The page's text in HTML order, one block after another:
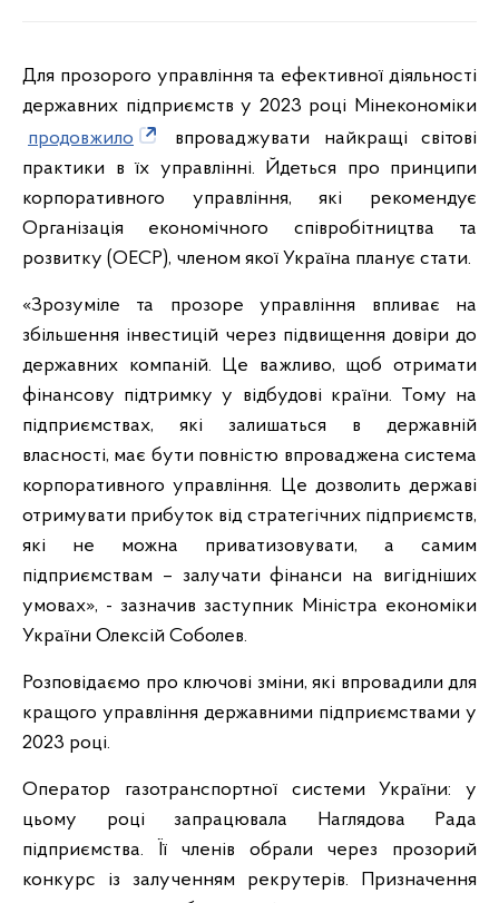
Для прозорого управління та ефективної діяльності
державних підприємств у 2023 році Мінекономіки
продовжило
впроваджувати найкращі світові
практики в їх управлінні. Йдеться про принципи
корпоративного управління, які рекомендує
Організація економічного співробітництва та
розвитку (ОЕСР), членом якої Україна планує стати.
«Зрозуміле та прозоре управління впливає на
збільшення інвестицій через підвищення довіри до
державних компаній. Це важливо, щоб отримати
фінансову підтримку у відбудові країни. Тому на
підприємствах, які залишаться в державній
власності, має бути повністю впроваджена система
корпоративного управління. Це дозволить державі
отримувати прибуток від стратегічних підприємств,
які не можна приватизовувати, а самим
підприємствам – залучати фінанси на вигідніших
умовах», - зазначив заступник Міністра економіки
України Олексій Соболев.
Розповідаємо про ключові зміни, які впровадили для
кращого управління державними підприємствами у
2023 році.
Оператор газотранспортної системи України: у
цьому році запрацювала Наглядова Рада
підприємства. Її членів обрали через прозорий
конкурс із залученням рекрутерів. Призначення